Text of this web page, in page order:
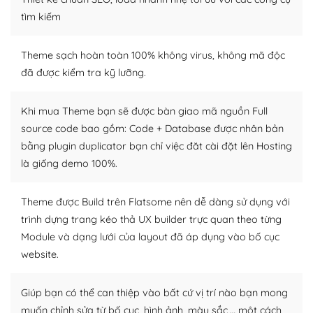
– Sở hữu một cộng đồng lớn, sẵn sàng hỗ trợ
người cuồng tín WordPress.
Nếu bạn gặp khó khăn, bạn có thể lên mạng và tìm
kiếm những cộng đồng WordPress, họ sẽ giúp bạn trả
Cộng đồng sử dụng WordPress sẵn sàng hỗ trợ bạn
– Đa dạng plugin và themes
nhiều plugin trả phí hoặc miễn phí.
tìm kiếm
Theme sạch hoàn toàn 100% không virus, không mã độc
đã được kiểm tra kỹ lưỡng.
Khi mua Theme bạn sẽ được bàn giao mã nguồn Full
source code bao gồm: Code + Database được nhân bản
bằng plugin duplicator bạn chỉ việc đăt cài đặt lên Hosting
là giống demo 100%.
Theme được Build trên Flatsome nên dễ dàng sử dụng với
trình dựng trang kéo thả UX builder trực quan theo từng
Module và dạng lưới của layout đã áp dụng vào bố cục
website.
Giúp bạn có thể can thiệp vào bất cứ vị trí nào bạn mong
muốn chỉnh sửa từ bố cục, hình ảnh, màu sắc,… một cách